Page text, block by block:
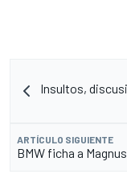
Insultos,
ARTÍCULO SIGUIENTE
BMW ficha a